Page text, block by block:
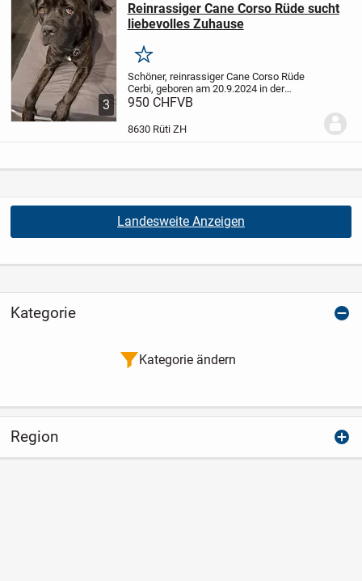
3
Reinrassiger Cane Corso Rüde sucht
liebevolles Zuhause
Merken
Schöner, reinrassiger Cane Corso Rüde
Cerbi, geboren am 20.9.2024 in der
Schweiz, nicht kastriert, Gesundheit
Zuhause. Cerbi hat einen
950 CHFVB
8630 Rüti ZH
Landesweite Anzeigen
Kategorie
Kategorie ändern
Region